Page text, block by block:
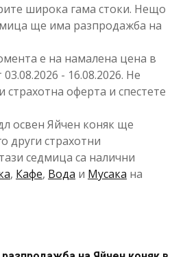
широка гама стоки. Нещо
ще има разпродажба на
е на намалена цена в
- 16.08.2026. Не
страхотна оферта и спестете
освен Яйчен коняк ще
други страхотни
седмица са налични
, Кафе, Вода и Мусака на